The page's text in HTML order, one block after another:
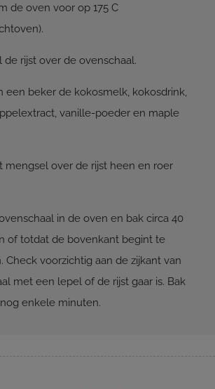
de oven voor op 175 C
de rijst over de ovenschaal.
een beker de kokosmelk, kokosdrink,
vanille-poeder en maple
mengsel over de rijst heen en roer
in de oven en bak circa 40
of totdat de bovenkant begint te
Check voorzichtig aan de zijkant van
met een lepel of de rijst gaar is. Bak
enkele minuten.